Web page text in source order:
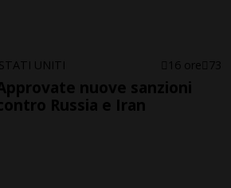
STATI UNITI 16 ore 73
nuove sanzioni
Russia e Iran